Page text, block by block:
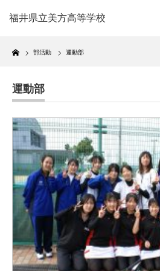
福井県立美方高等学校
Home
部活動 運動部
運動部